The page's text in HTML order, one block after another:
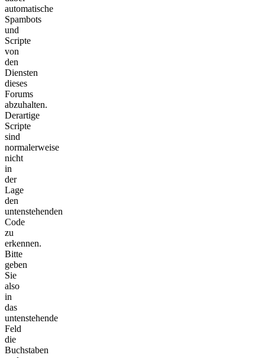
automatische
Spambots
und
Scripte
von
den
Diensten
dieses
Forums
abzuhalten.
Derartige
Scripte
sind
normalerweise
nicht
in
der
Lage
den
untenstehenden
Code
zu
erkennen.
Bitte
geben
Sie
also
in
das
untenstehende
Feld
die
Buchstaben